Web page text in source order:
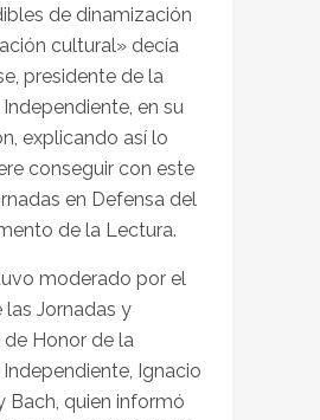
de dinamización
cultural» decía
presidente de la
en su
explicando así lo
conseguir con este
en Defensa del
de la Lectura.
moderado por el
las Jornadas y
Honor de la
Ignacio
Bach, quien informó